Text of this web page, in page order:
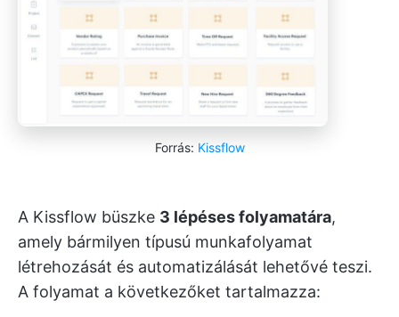
Forrás: Kissflow
A Kissflow büszke 3 lépéses folyamatára,
amely bármilyen típusú munkafolyamat
létrehozását és automatizálását lehetővé teszi.
A folyamat a következőket tartalmazza: